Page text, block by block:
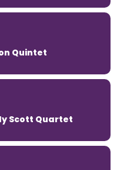
Quintet
Scott Quartet